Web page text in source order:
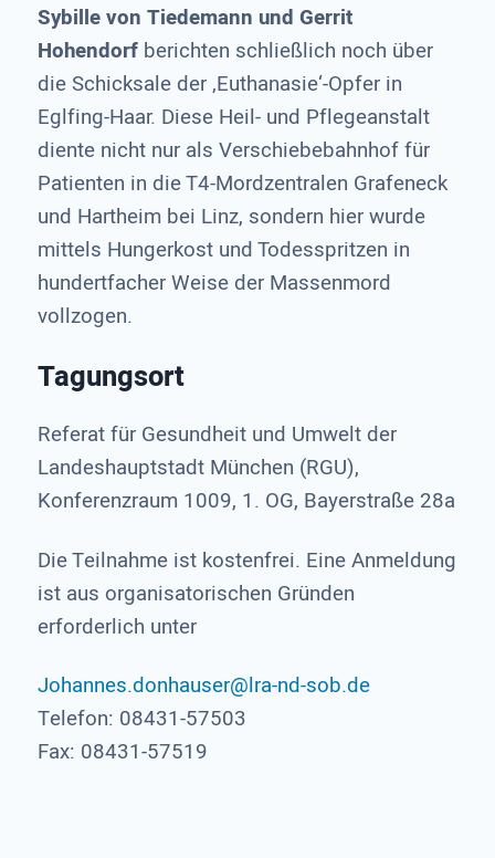
Sybille von Tiedemann und Gerrit
Hohendorfberichten schließlich noch über
die Schicksale der ‚Euthanasie‘-Opfer in
Eglfing-Haar. Diese Heil- und Pflegeanstalt
diente nicht nur als Verschiebebahnhof für
Patienten in die T4-Mordzentralen Grafeneck
und Hartheim bei Linz, sondern hier wurde
mittels Hungerkost und Todesspritzen in
hundertfacher Weise der Massenmord
vollzogen.
Tagungsort
Referat für Gesundheit und Umwelt der
Landeshauptstadt München (RGU),
Konferenzraum 1009, 1. OG, Bayerstraße 28a
Die Teilnahme ist kostenfrei. Eine Anmeldung
ist aus organisatorischen Gründen
erforderlich unter
Johannes.donhauser@lra-nd-sob.de
Telefon: 08431-57503
Fax: 08431-57519